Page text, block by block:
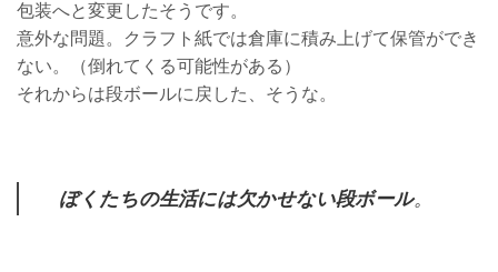
包装へと変更したそうです。
意外な問題。クラフト紙では倉庫に積み上げて保管ができ
ない。（倒れてくる可能性がある）
それからは段ボールに戻した、そうな。
ぼくたちの生活には欠かせない段ボール。